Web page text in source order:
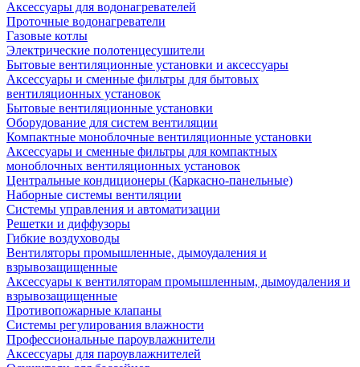
Аксессуары для водонагревателей
Проточные водонагреватели
Газовые котлы
Электрические полотенцесушители
Бытовые вентиляционные установки и аксессуары
Аксессуары и сменные фильтры для бытовых
вентиляционных установок
Бытовые вентиляционные установки
Оборудование для систем вентиляции
Компактные моноблочные вентиляционные установки
Аксессуары и сменные фильтры для компактных
моноблочных вентиляционных установок
Центральные кондиционеры (Каркасно-панельные)
Наборные системы вентиляции
Системы управления и автоматизации
Решетки и диффузоры
Гибкие воздуховоды
Вентиляторы промышленные, дымоудаления и
взрывозащищенные
Аксессуары к вентиляторам промышленным, дымоудаления и
взрывозащищенные
Противопожарные клапаны
Системы регулирования влажности
Профессиональные пароувлажнители
Аксессуары для пароувлажнителей